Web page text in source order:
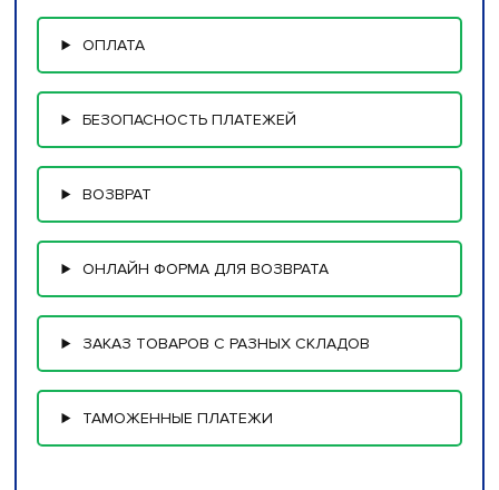
ОПЛАТА
БЕЗОПАСНОСТЬ ПЛАТЕЖЕЙ
ВОЗВРАТ
ОНЛАЙН ФОРМА ДЛЯ ВОЗВРАТА
ЗАКАЗ ТОВАРОВ С РАЗНЫХ СКЛАДОВ
ТАМОЖЕННЫЕ ПЛАТЕЖИ